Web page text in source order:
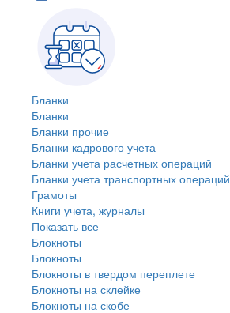
Бланки
Бланки
Бланки прочие
Бланки кадрового учета
Бланки учета расчетных операций
Бланки учета транспортных операций
Грамоты
Книги учета, журналы
Показать все
Блокноты
Блокноты
Блокноты в твердом переплете
Блокноты на склейке
Блокноты на скобе